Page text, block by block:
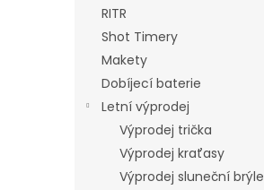
RITR
Shot Timery
Makety
Dobíjecí baterie
Letní výprodej
Výprodej trička
Výprodej kraťasy
Výprodej sluneční brýle